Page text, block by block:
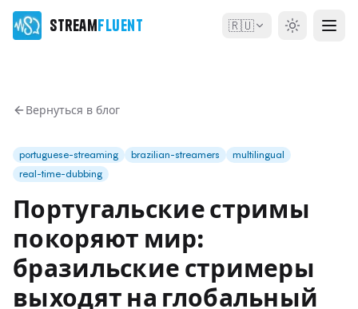
StreamFluent 🇷🇺
Вернуться в блог
portuguese-streaming brazilian-streamers
multilingual
real-time-dubbing
Португальские стримы
покоряют мир:
бразильские стримеры
выходят на глобальный